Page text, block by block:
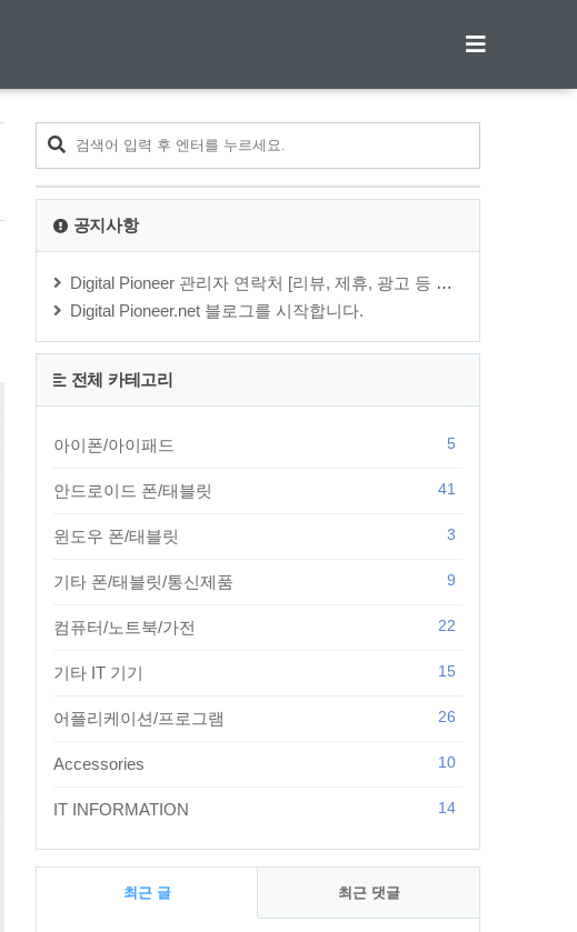
공지사항
Digital Pioneer 관리자 연락처 [리뷰, 제휴, 광고 등 문의⋯
Digital Pioneer.net 블로그를 시작합니다.
전체 카테고리
아이폰/아이패드 5
안드로이드 폰/태블릿 41
윈도우 폰/태블릿 3
기타 폰/태블릿/통신제품 9
컴퓨터/노트북/가전 22
기타 IT 기기 15
어플리케이션/프로그램 26
Accessories 10
IT INFORMATION 14
최근 글 최근 댓글